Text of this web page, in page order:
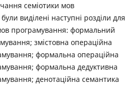
семіотики мов
виділені наступні розділи для
програмування: формальний
змістовна операційна
формальна операційна
формальна дедуктивна
денотаційна семантика